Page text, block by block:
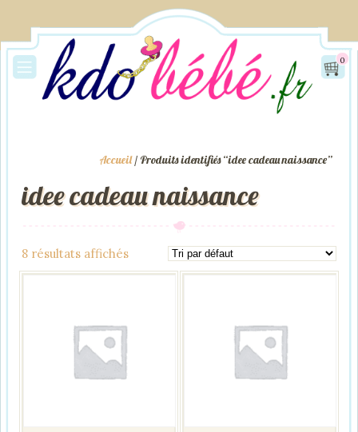
0
Accueil/ Produits identifiés “idee cadeau naissance”
idee cadeau naissance
8 résultats affichés